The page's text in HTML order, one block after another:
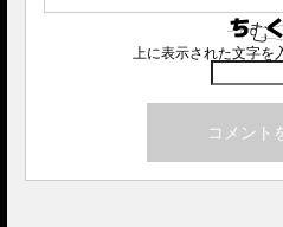
上に表示された文字を